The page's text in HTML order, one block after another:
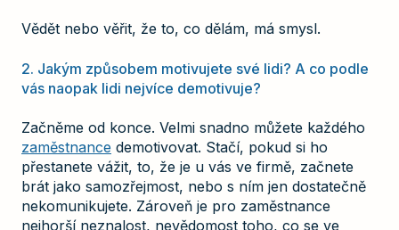
Vědět nebo věřit, že to, co dělám, má smysl.
2. Jakým způsobem motivujete své lidi? A co podle
vás naopak lidi nejvíce demotivuje?
Začněme od konce. Velmi snadno můžete každého
zaměstnance demotivovat. Stačí, pokud si ho
přestanete vážit, to, že je u vás ve firmě, začnete
brát jako samozřejmost, nebo s ním jen dostatečně
nekomunikujete. Zároveň je pro zaměstnance
nejhorší neznalost, nevědomost toho, co se ve